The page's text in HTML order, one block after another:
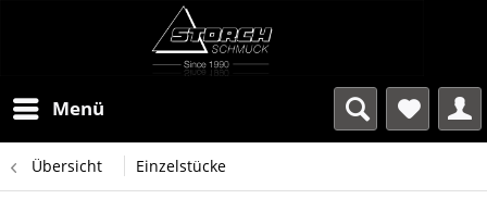
Menü
Übersicht Einzelstücke